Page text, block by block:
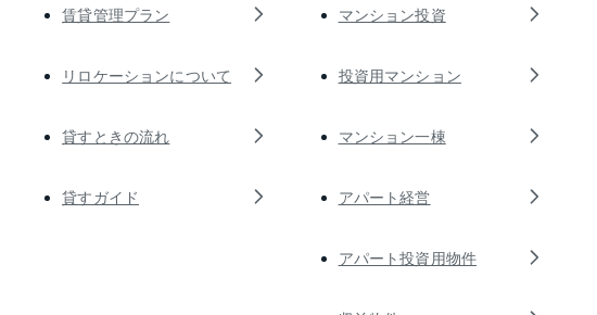
賃貸管理プラン
リロケーションについて
貸すときの流れ
貸すガイド
マンション投資
投資用マンション
マンション一棟
アパート経営
アパート投資用物件